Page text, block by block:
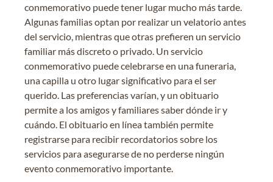
conmemorativo puede tener lugar mucho más tarde.
Algunas familias optan por realizar un velatorio antes
del servicio, mientras que otras prefieren un servicio
familiar más discreto o privado. Un servicio
conmemorativo puede celebrarse en una funeraria,
una capilla u otro lugar significativo para el ser
querido. Las preferencias varían, y un obituario
permite a los amigos y familiares saber dónde ir y
cuándo. El obituario en línea también permite
registrarse para recibir recordatorios sobre los
servicios para asegurarse de no perderse ningún
evento conmemorativo importante.